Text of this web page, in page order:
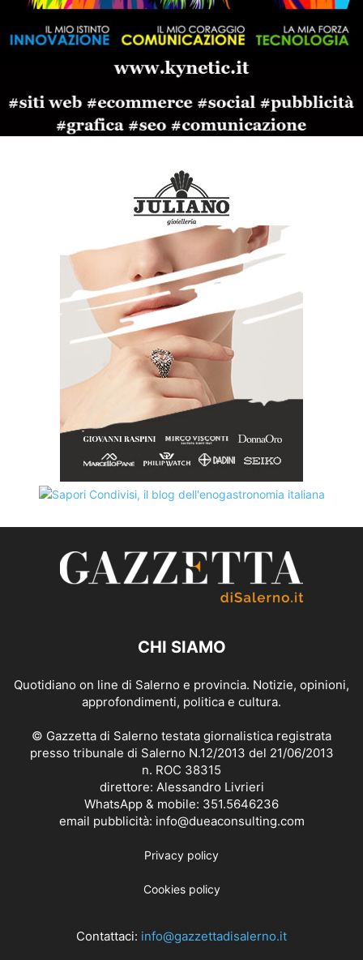
CHI SIAMO
Quotidiano on line di Salerno e provincia. Notizie, opinioni,
approfondimenti, politica e cultura.
© Gazzetta di Salerno testata giornalistica registrata
presso tribunale di Salerno N.12/2013 del 21/06/2013
n. ROC 38315
direttore: Alessandro Livrieri
WhatsApp & mobile: 351.5646236
email pubblicità: info@dueaconsulting.com
Privacy policy
Cookies policy
Contattaci: info@gazzettadisalerno.it